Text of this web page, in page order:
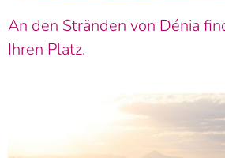
An den Stränden von Dénia
Ihren Platz.